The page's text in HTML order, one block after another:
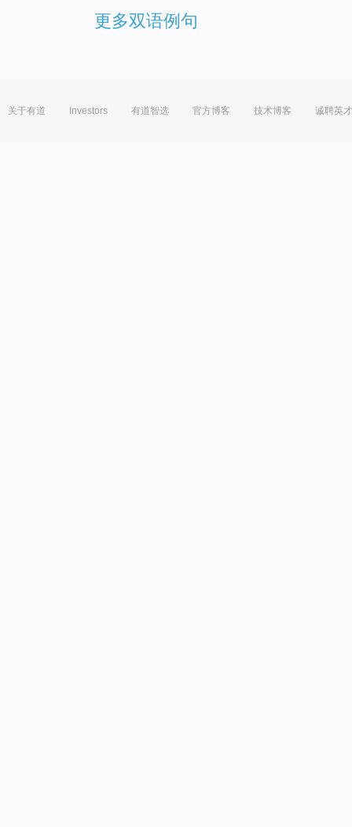
更多双语例句
关于有道 Investors 有道智选 官方博客 技术博客 诚聘英才